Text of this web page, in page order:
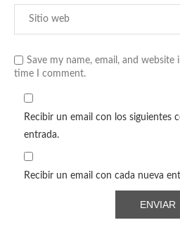
Save my name, email, and
time I comment.
Recibir un email con los siguientes
entrada.
Recibir un email con cada nueva